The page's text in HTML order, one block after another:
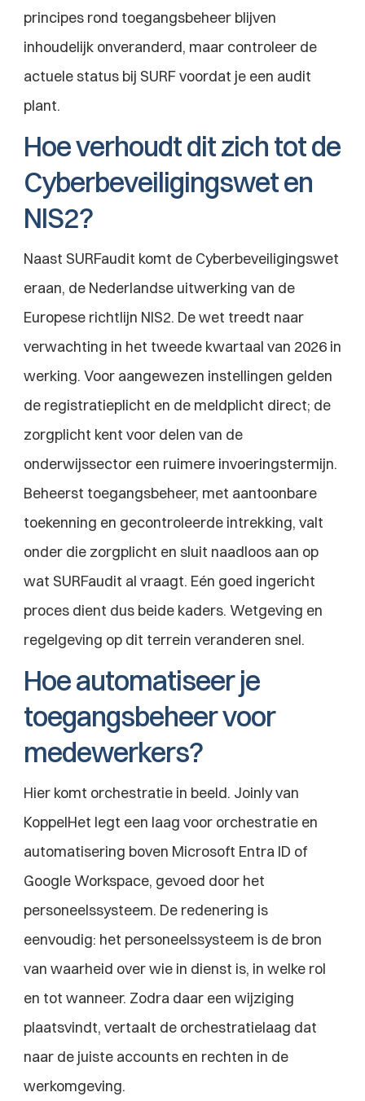
principes rond toegangsbeheer blijven
inhoudelijk onveranderd, maar controleer de
actuele status bij SURF voordat je een audit
plant.
Hoe verhoudt dit zich tot de
Cyberbeveiligingswet en
NIS2?
Naast SURFaudit komt de Cyberbeveiligingswet
eraan, de Nederlandse uitwerking van de
Europese richtlijn NIS2. De wet treedt naar
verwachting in het tweede kwartaal van 2026 in
werking. Voor aangewezen instellingen gelden
de registratieplicht en de meldplicht direct; de
zorgplicht kent voor delen van de
onderwijssector een ruimere invoeringstermijn.
Beheerst toegangsbeheer, met aantoonbare
toekenning en gecontroleerde intrekking, valt
onder die zorgplicht en sluit naadloos aan op
wat SURFaudit al vraagt. Eén goed ingericht
proces dient dus beide kaders. Wetgeving en
regelgeving op dit terrein veranderen snel.
Hoe automatiseer je
toegangsbeheer voor
medewerkers?
Hier komt orchestratie in beeld. Joinly van
KoppelHet legt een laag voor orchestratie en
automatisering boven Microsoft Entra ID of
Google Workspace, gevoed door het
personeelssysteem. De redenering is
eenvoudig: het personeelssysteem is de bron
van waarheid over wie in dienst is, in welke rol
en tot wanneer. Zodra daar een wijziging
plaatsvindt, vertaalt de orchestratielaag dat
naar de juiste accounts en rechten in de
werkomgeving.